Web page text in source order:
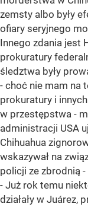
zemsty albo były
ofiary seryjnego
Innego zdania jest
prokuratury
śledztwa były
- choć nie mam na
prokuratury i
w przestępstwa -
administracji USA
Chihuahua
wskazywał na
policji ze zbrodnią -
- Już rok temu
działały w Juárez,